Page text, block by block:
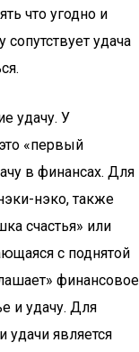
что угодно и
сопутствует удача
удачу. У
«первый
в финансах. Для
нэко, также
счастья» или
с поднятой
финансовое
и удачу. Для
удачи является